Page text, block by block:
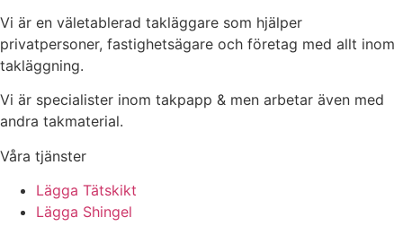
Vi är en väletablerad takläggare som hjälper
privatpersoner, fastighetsägare och företag med allt inom
takläggning.
Vi är specialister inom takpapp & men arbetar även med
andra takmaterial.
Våra tjänster
Lägga Tätskikt
Lägga Shingel